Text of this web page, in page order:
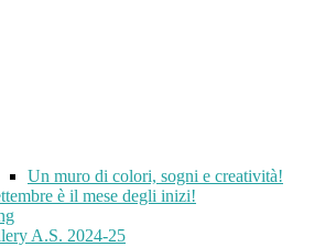
Un muro di colori, sogni e creatività!
è il mese degli inizi!
A.S. 2024-25